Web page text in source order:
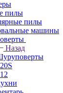
пилы
пилы
машины
Назад